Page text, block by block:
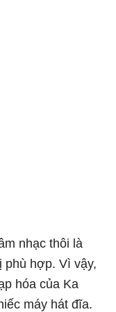
nhạc thôi là
phù hợp. Vì vậy,
hóa của Ka
máy hát đĩa.